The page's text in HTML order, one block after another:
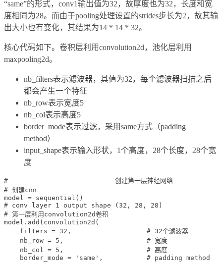
“same”的形式，conv1输出值为32，故厚度也为32，长度和宽
度相同为28。而由于pooling处理设置的strides步长为2，故其输
出大小也有变化，其结果为14 * 14 * 32。
核心代码如下。卷积层利用convolution2d，池化层利用
maxpooling2d。
nb_filters表示滤波器，其值为32，每个滤波器扫描之后
都会产生一个特征
nb_row表示宽度5
nb_col表示高度5
border_mode表示过滤，采用same方式（padding
method）
input_shape表示输入形状，1个高度，28个长度，28个宽
度
#---------------------------创建第一层神经网络
# 创建cnn
model = sequential()
# conv layer 1 output shape (32, 28, 28)
# 第一层利用convolution2d卷积
model.add(convolution2d(
    filters = 32,                   # 32个滤波器
    nb_row = 5,                     # 宽度
    nb_col = 5,                     # 高度
    border_mode = 'same',           # padding method